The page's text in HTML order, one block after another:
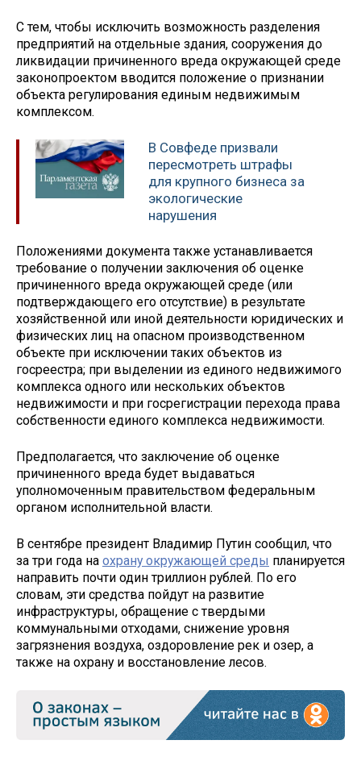
С тем, чтобы исключить возможность разделения
предприятий на отдельные здания, сооружения до
ликвидации причиненного вреда окружающей среде
законопроектом вводится положение о признании
объекта регулирования единым недвижимым
комплексом.
В Совфеде призвали
пересмотреть штрафы
для крупного бизнеса за
экологические
нарушения
Положениями документа также устанавливается
требование о получении заключения об оценке
причиненного вреда окружающей среде (или
подтверждающего его отсутствие) в результате
хозяйственной или иной деятельности юридических и
физических лиц на опасном производственном
объекте при исключении таких объектов из
госреестра; при выделении из единого недвижимого
комплекса одного или нескольких объектов
недвижимости и при госрегистрации перехода права
собственности единого комплекса недвижимости.
Предполагается, что заключение об оценке
причиненного вреда будет выдаваться
уполномоченным правительством федеральным
органом исполнительной власти.
В сентябре президент Владимир Путин сообщил, что
за три года на охрану окружающей среды планируется
направить почти один триллион рублей. По его
словам, эти средства пойдут на развитие
инфраструктуры, обращение с твердыми
коммунальными отходами, снижение уровня
загрязнения воздуха, оздоровление рек и озер, а
также на охрану и восстановление лесов.